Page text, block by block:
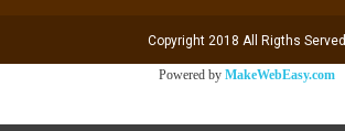
Copyright 2018 All Rigths Served
Powered by MakeWebEasy.com